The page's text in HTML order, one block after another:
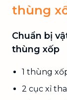
thùng
Chuẩn bị
thùng xốp
1 thùng
2 cục xỉ